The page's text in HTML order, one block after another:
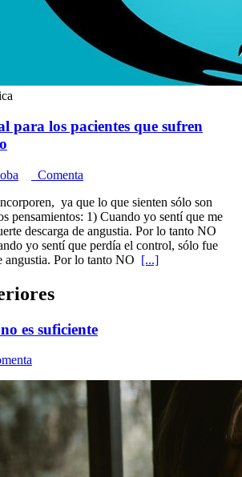
para los pacientes que sufren
Comenta
ya que lo que sienten sólo son
pensamientos: 1) Cuando yo sentí que me
descarga de angustia. Por lo tanto NO
yo sentí que perdía el control, sólo fue
angustia. Por lo tanto NO [...]
es suficiente